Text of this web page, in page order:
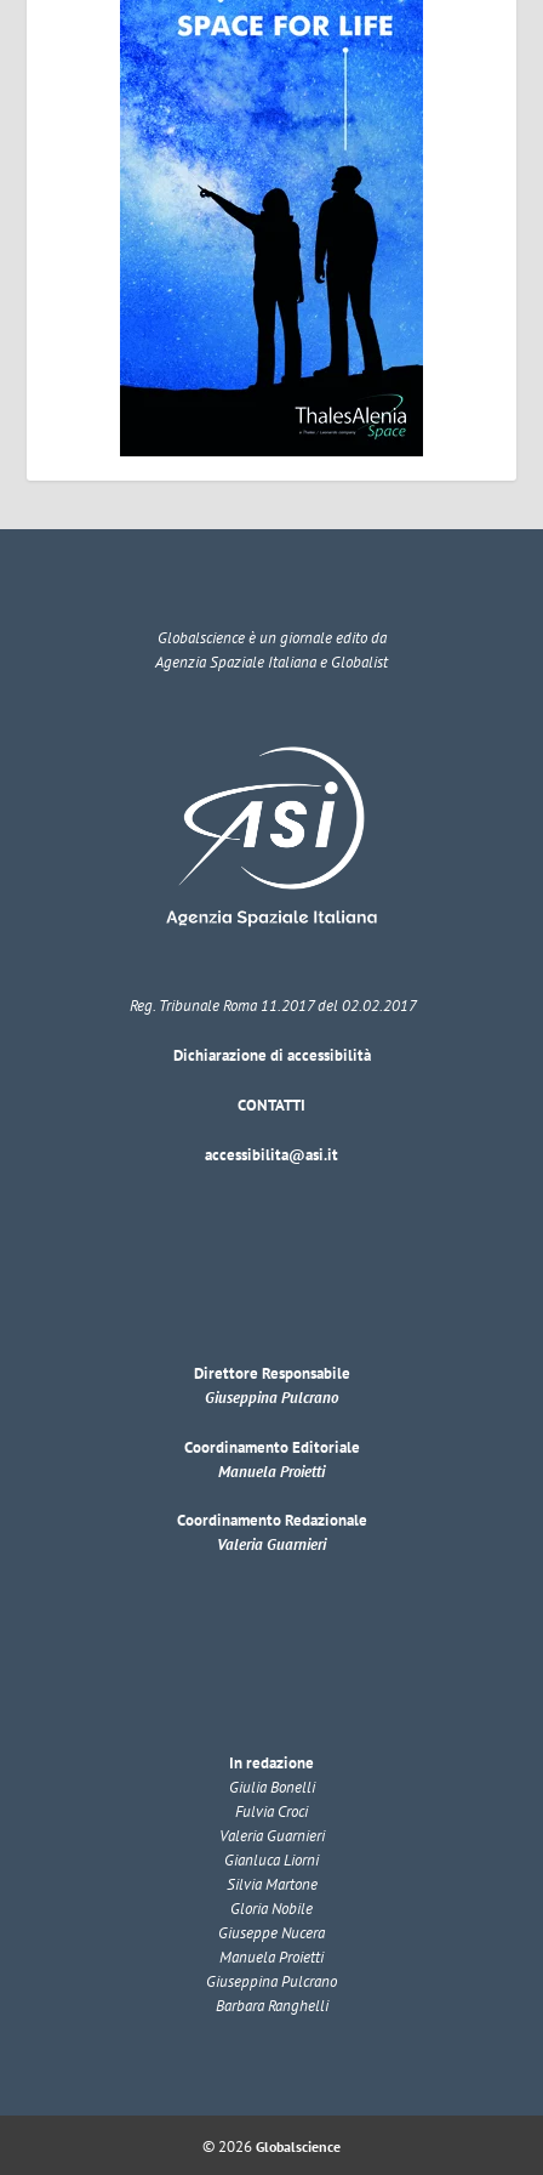
Globalscienceè un giornale edito da
Agenzia Spaziale Italiana e Globalist
Reg. Tribunale Roma 11.2017 del 02.02.2017
Dichiarazione di accessibilità
CONTATTI
accessibilita@asi.it
Direttore Responsabile
Giuseppina Pulcrano
Coordinamento Editoriale
Manuela Proietti
Coordinamento Redazionale
Valeria Guarnieri
In redazione
Giulia Bonelli
Fulvia Croci
Valeria Guarnieri
Gianluca Liorni
Silvia Martone
Gloria Nobile
Giuseppe Nucera
Manuela Proietti
Giuseppina Pulcrano
Barbara Ranghelli
© 2026 Globalscience